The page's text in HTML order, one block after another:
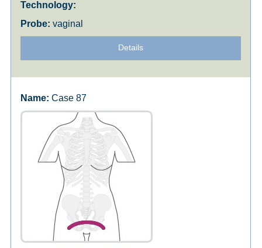
vaginal
Details
Case 87